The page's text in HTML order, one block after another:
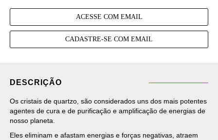
ACESSE COM EMAIL
CADASTRE-SE COM EMAIL
DESCRIÇÃO
Os cristais de quartzo, são considerados uns dos mais potentes
agentes de cura e de purificação e amplificação de energias de
nosso planeta.
Eles eliminam e afastam energias e forças negativas, atraem